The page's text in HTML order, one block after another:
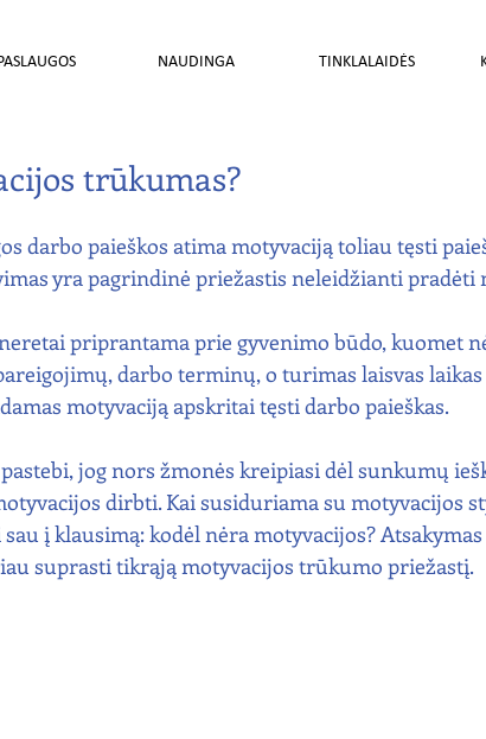
NAUDINGA TINKLALAIDĖS
trūkumas?
darbo paieškos atima motyvaciją toliau tęsti
yra pagrindinė priežastis neleidžianti pradėti
priprantama prie gyvenimo būdo, kuomet
darbo terminų, o turimas laisvas
motyvaciją apskritai tęsti darbo paieškas.
jog nors žmonės kreipiasi dėl sunkumų
dirbti. Kai susiduriama su motyvacijos
į klausimą: kodėl nėra motyvacijos?
suprasti tikrąją motyvacijos trūkumo priežastį.